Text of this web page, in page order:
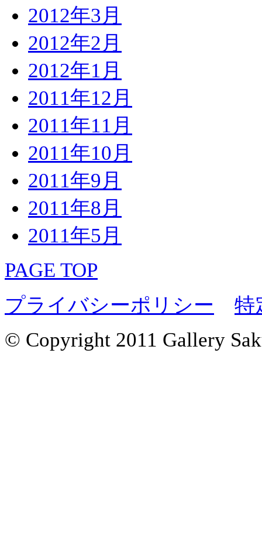
2012年3月
2012年2月
2012年1月
2011年12月
2011年11月
2011年10月
2011年9月
2011年8月
2011年5月
PAGE TOP
プライバシーポリシー
特
© Copyright 2011 Gallery